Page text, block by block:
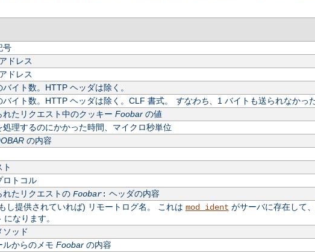
号
ドレス
ドレス
イト数。HTTP ヘッダは除く。
バイト数。HTTP ヘッダは除く。CLF 書式。 すなわち 、1 バイトも送られなかっ
れたリクエスト中のクッキー Foobarの値
処理するのにかかった時間、マイクロ秒単位
の内容
ト
ロトコル
れたリクエストの Foobar: ヘッダの内容
し提供されていれば) リモートログ名。 これは mod_ident がサーバに存在して、
になります。
ソッド
ルからのメモ Foobarの内容